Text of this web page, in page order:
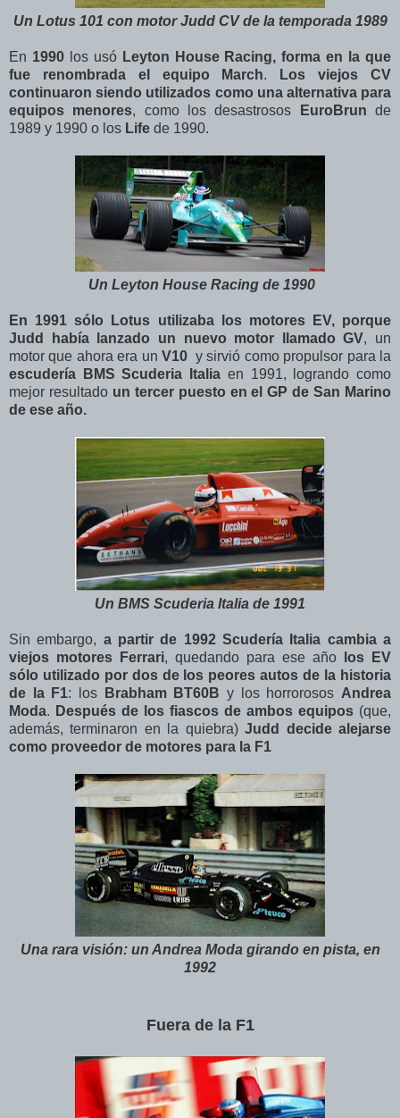
Un Lotus 101 con motor Judd CV de la temporada 1989
En 1990 los usó Leyton House Racing, forma en la que
fue renombrada el equipo March.
Los viejos CV
continuaron siendo utilizados como una alternativa para
equipos menores, como los desastrosos EuroBrun de
1989 y 1990 o los Life de 1990.
Un Leyton House Racing de 1990
En 1991 sólo Lotus utilizaba los motores EV, porque
Judd había lanzado un nuevo motor llamado GV, un
motor que ahora era un V10 y sirvió como propulsor para la
escudería BMS Scuderia Italia en 1991, logrando como
mejor resultadoun tercer puesto en el GP de San Marino
de ese año.
Un BMS Scuderia Italia de 1991
Sin embargo, a partir de 1992 Scudería Italia cambia a
viejos motores Ferrari, quedando para ese año
los EV
sólo utilizado por dos de los peores autos de la historia
de la F1: los Brabham BT60B y los horrorosos Andrea
Moda. Después de los fiascos de ambos equipos (que,
además, terminaron en la quiebra)Judd decide alejarse
como proveedor de motores para la F1
Una rara visión: un Andrea Moda girando en pista, en
1992
Fuera de la F1